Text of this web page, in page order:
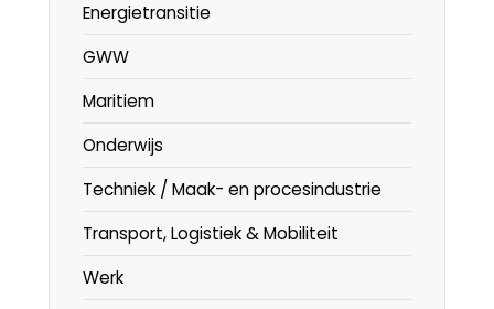
Energietransitie
GWW
Maritiem
Onderwijs
Techniek / Maak- en procesindustrie
Transport, Logistiek & Mobiliteit
Werk